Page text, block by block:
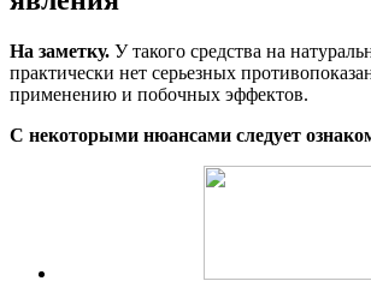
На заметку. У такого средства на
практически нет серьезных
применению и побочных эффектов.
С некоторыми нюансами следует